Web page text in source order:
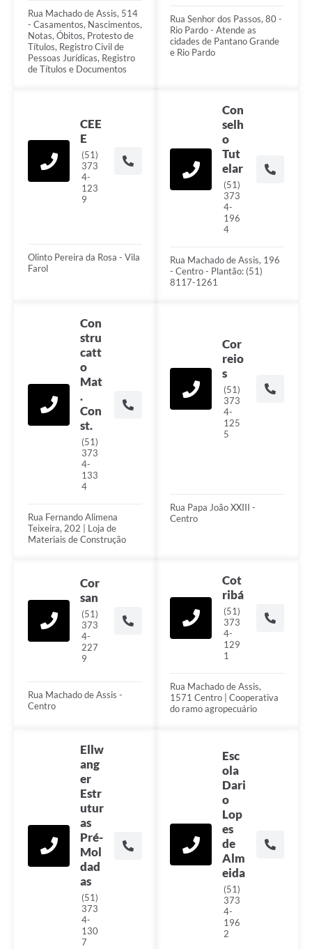
Rua Machado de Assis, 514
- Casamentos, Nascimentos,
Notas, Óbitos, Protesto de
Títulos, Registro Civil de
Pessoas Jurídicas, Registro
de Títulos e Documentos
Rua Senhor dos Passos, 80 -
Rio Pardo - Atende as
cidades de Pantano Grande
e Rio Pardo
CEE
E
(51)
373
4-
123
9
Olinto Pereira da Rosa - Vila
Farol
Con
selh
o
Tut
elar
(51)
373
4-
196
4
Rua Machado de Assis, 196
- Centro - Plantão: (51)
8117-1261
Con
stru
catt
o
Mat
.
Con
st.
(51)
373
4-
133
4
Rua Fernando Alimena
Teixeira, 202 | Loja de
Materiais de Construção
Cor
reio
s
(51)
373
4-
125
5
Rua Papa João XXIII -
Centro
Cor
san
(51)
373
4-
227
9
Rua Machado de Assis -
Centro
Cot
ribá
(51)
373
4-
129
1
Rua Machado de Assis,
1571 Centro | Cooperativa
do ramo agropecuário
Ellw
ang
er
Estr
utur
as
Pré-
Mol
dad
as
(51)
373
4-
130
7
Esc
ola
Dari
o
Lop
es
de
Alm
eida
(51)
373
4-
196
2